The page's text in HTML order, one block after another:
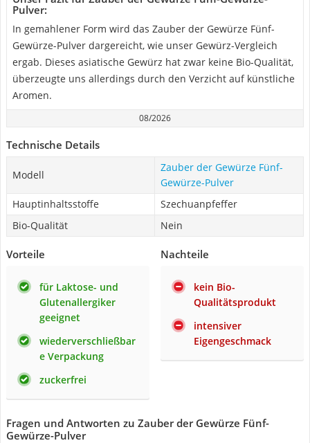
Pulver:
In gemahlener Form wird das Zauber der Gewürze Fünf-
Gewürze-Pulver dargereicht, wie unser Gewürz-Vergleich
ergab. Dieses asiatische Gewürz hat zwar keine Bio-Qualität,
überzeugte uns allerdings durch den Verzicht auf künstliche
Aromen.
08/2026
Technische Details
Modell
Zauber der Gewürze Fünf-
Gewürze-Pulver
Hauptinhaltsstoffe
Szechuanpfeffer
Bio-Qualität
Nein
Vorteile
für Laktose- und
Glutenallergiker
geeignet
wiederverschließbar
e Verpackung
zuckerfrei
Nachteile
kein Bio-
Qualitätsprodukt
intensiver
Eigengeschmack
Fragen und Antworten zu Zauber der Gewürze Fünf-
Gewürze-Pulver